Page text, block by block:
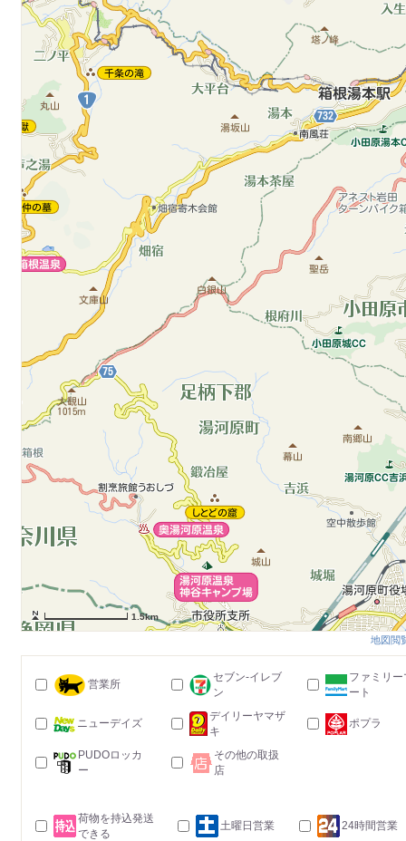
1.5km
地図閲
営業所
セブン-イレブ
ン
ファミリー
ート
ニューデイズ
デイリーヤマザ
キ
ポプラ
PUDOロッカ
ー
その他の取扱
店
荷物を持込発送
できる
土曜日営業 24時間営業